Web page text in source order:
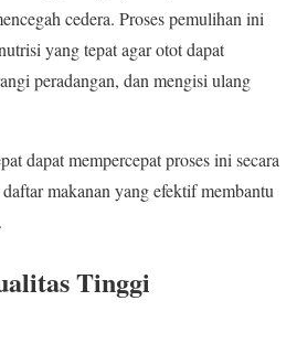
cedera. Proses pemulihan ini
yang tepat agar otot dapat
peradangan, dan mengisi ulang
dapat mempercepat proses ini secara
makanan yang efektif membantu
Tinggi